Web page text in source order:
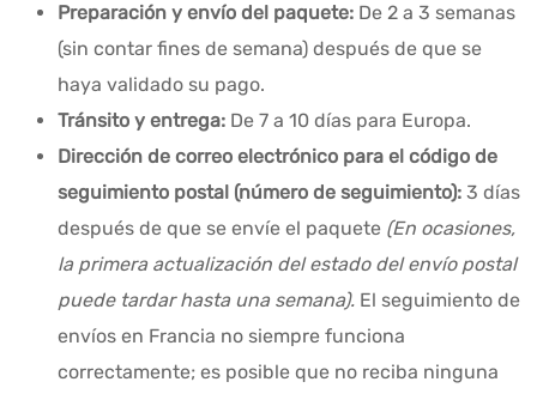
Preparación y envío del paquete: De 2 a 3 semanas
(sin contar fines de semana) después de que se
haya validado su pago.
Tránsito y entrega: De 7 a 10 días para Europa.
Dirección de correo electrónico para el código de
seguimiento postal (número de seguimiento): 3 días
después de que se envíe el paquete (En ocasiones,
la primera actualización del estado del envío postal
puede tardar hasta una semana). El seguimiento de
envíos en Francia no siempre funciona
correctamente; es posible que no reciba ninguna